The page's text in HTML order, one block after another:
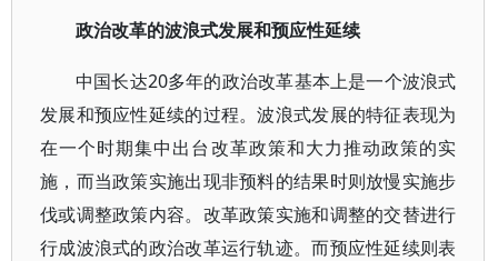
政治改革的波浪式发展和预应性延续
中国长达20多年的政治改革基本上是一个波浪式
发展和预应性延续的过程。波浪式发展的特征表现为
在一个时期集中出台改革政策和大力推动政策的实
施，而当政策实施出现非预料的结果时则放慢实施步
伐或调整政策内容。改革政策实施和调整的交替进行
行成波浪式的政治改革运行轨迹。而预应性延续则表